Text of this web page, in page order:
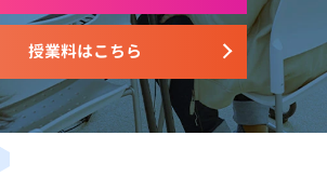
授業料はこちら